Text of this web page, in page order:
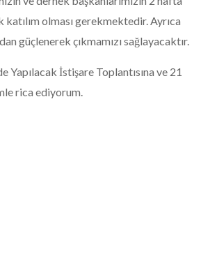
olması gerekmektedir. Ayrıca
güçlenerek çıkmamızı sağlayacaktır.
İstişare Toplantısına ve 21
rica ediyorum.